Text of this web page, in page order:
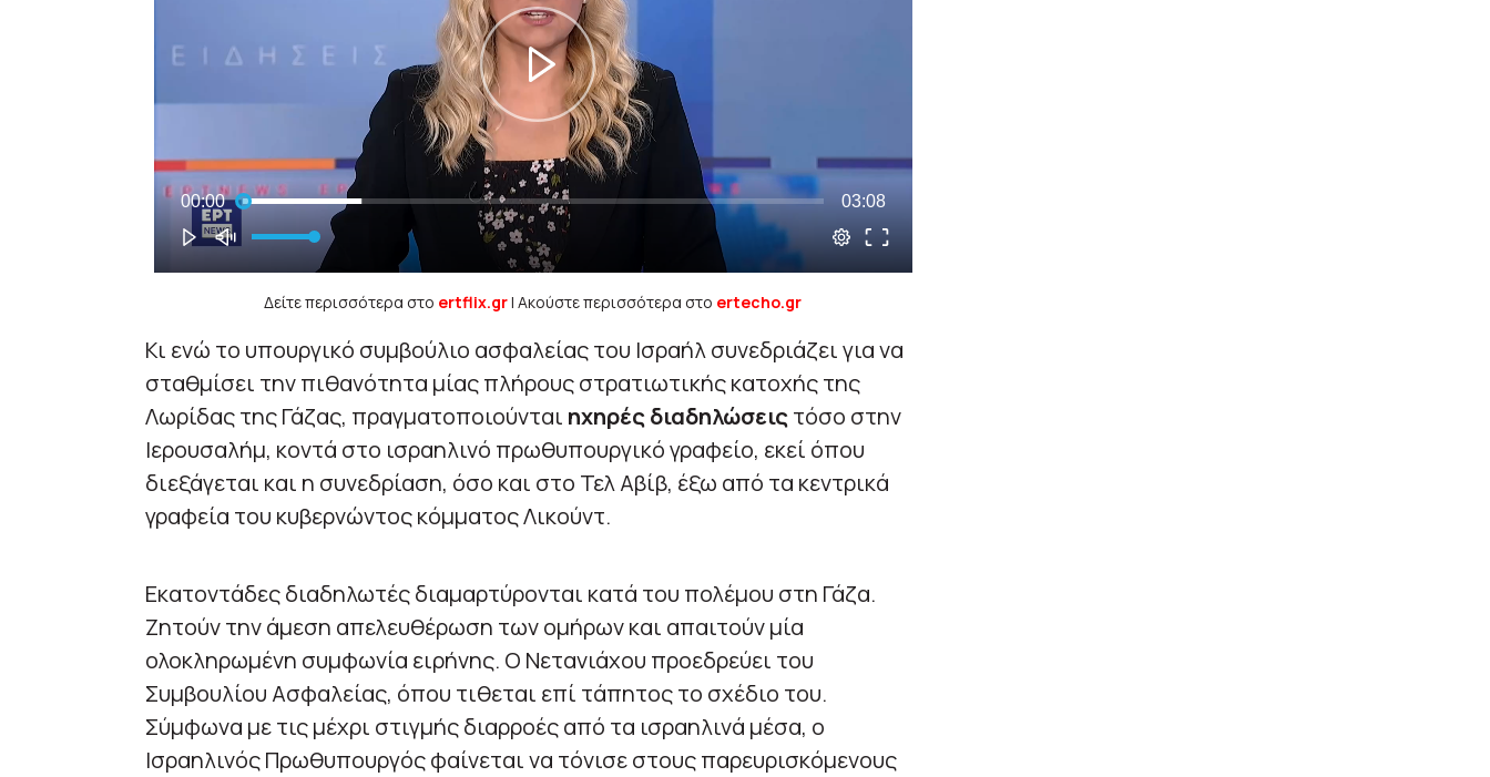
Δείτε περισσότερα στο ertflix.gr| Ακούστε περισσότερα στο ertecho.gr
Κι ενώ το υπουργικό συμβούλιο ασφαλείας του Ισραήλ συνεδριάζει για να
σταθμίσει την πιθανότητα μίας πλήρους στρατιωτικής κατοχής της
Λωρίδας της Γάζας, πραγματοποιούνται ηχηρές διαδηλώσειςτόσο στην
Ιερουσαλήμ, κοντά στο ισραηλινό πρωθυπουργικό γραφείο, εκεί όπου
διεξάγεται και η συνεδρίαση, όσο και στο Τελ Αβίβ, έξω από τα κεντρικά
γραφεία του κυβερνώντος κόμματος Λικούντ.
Εκατοντάδες διαδηλωτές διαμαρτύρονται κατά του πολέμου στη Γάζα.
Ζητούν την άμεση απελευθέρωση των ομήρων και απαιτούν μία
ολοκληρωμένη συμφωνία ειρήνης. Ο Νετανιάχου προεδρεύει του
Συμβουλίου Ασφαλείας, όπου τιθεται επί τάπητος το σχέδιο του.
Σύμφωνα με τις μέχρι στιγμής διαρροές από τα ισραηλινά μέσα, ο
Ισραηλινός Πρωθυπουργός φαίνεται να τόνισε στους παρευρισκόμενους